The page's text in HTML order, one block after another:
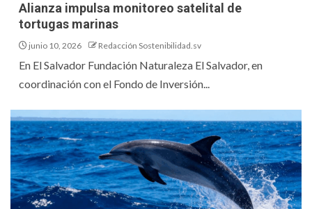
Alianza impulsa monitoreo satelital de
tortugas marinas
junio 10, 2026 Redacción Sostenibilidad.sv
En El Salvador Fundación Naturaleza El Salvador, en
coordinación con el Fondo de Inversión...